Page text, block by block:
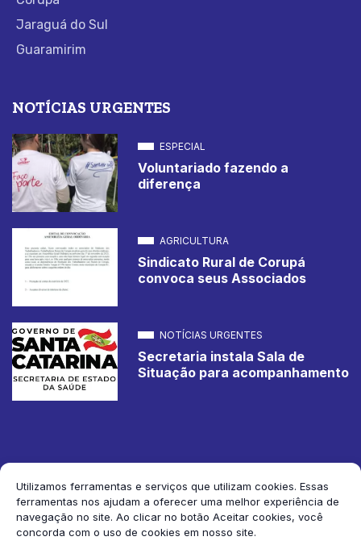
Utilizamos ferramentas e serviços que utilizam cookies. Essas
ferramentas nos ajudam a oferecer uma melhor experiência de
navegação no site. Ao clicar no botão Aceitar cookies, você
concorda com o uso de cookies em nosso site.
Jaraguá do Sul
Guaramirim
NOTÍCIAS URGENTES
ESPECIAL
Voluntariado fazendo a
diferença
AGRICULTURA
Sindicato Rural de Corupá
convoca seus Associados
NOTÍCIAS URGENTES
Secretaria instala Sala de
Situação para acompanhamento
2026 Jornal de Corupá. Todos os direitos reservados.